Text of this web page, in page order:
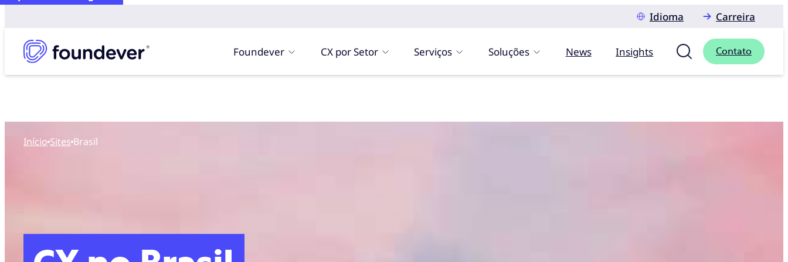
Idioma
Carreira
Foundever CX por Setor Serviços Soluções News Insights Contato
Início sites Brasil